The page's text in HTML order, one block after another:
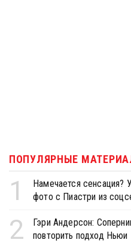
ПОПУЛЯРНЫЕ
1
Намечается сенсация?
фото с Пиастри из
2
Гэри Андерсон:
повторить подход Ньюи